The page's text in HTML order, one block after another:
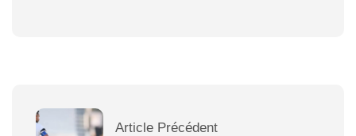
Article Précédent